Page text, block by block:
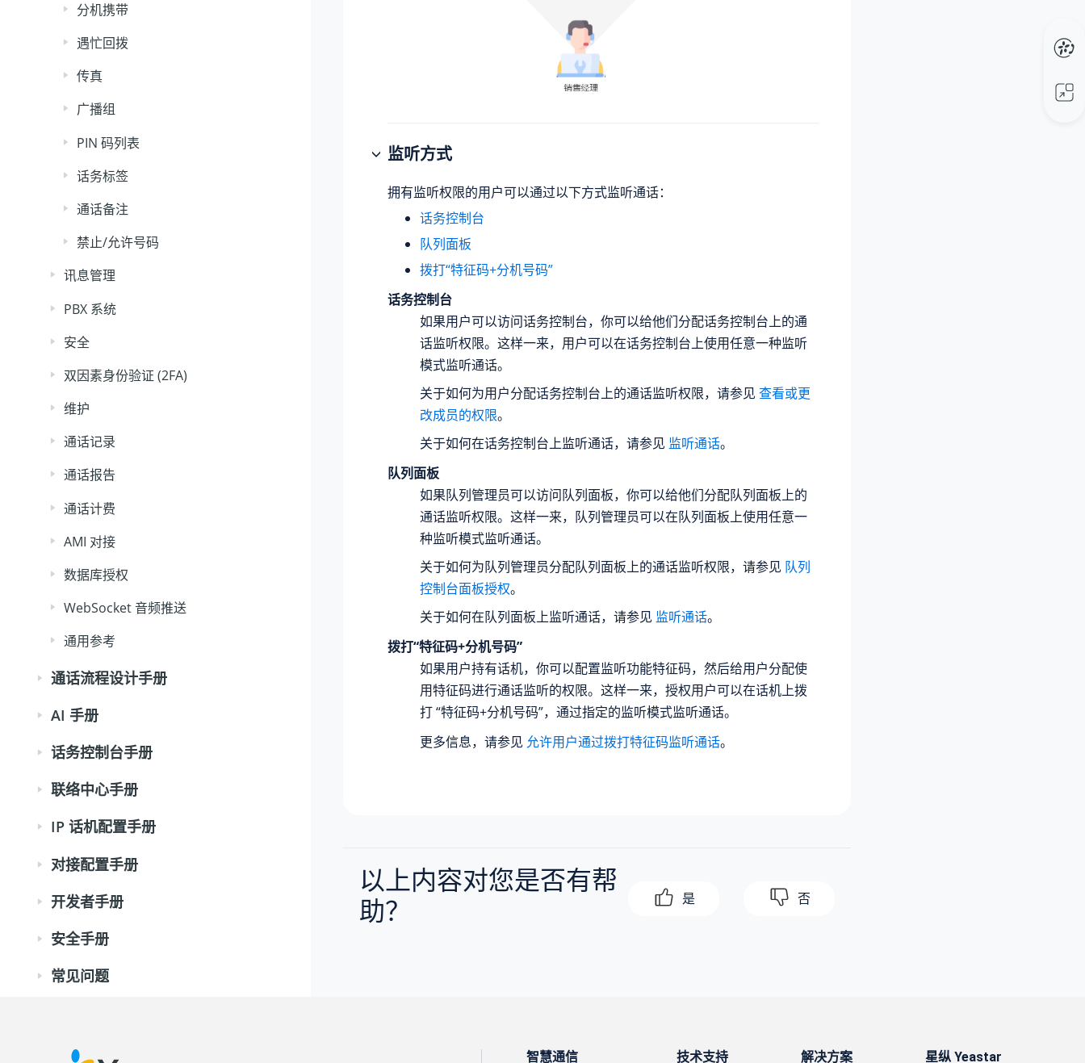
分机携带
遇忙回拨
传真
广播组
PIN 码列表
话务标签
通话备注
禁止/允许号码
讯息管理
PBX 系统
安全
双因素身份验证 (2FA)
维护
通话记录
通话报告
通话计费
AMI 对接
数据库授权
WebSocket 音频推送
通用参考
通话流程设计手册
AI 手册
话务控制台手册
联络中心手册
IP 话机配置手册
对接配置手册
开发者手册
安全手册
常见问题
监听方式
拥有监听权限的用户可以通过以下方式监听通话：
话务控制台
队列面板
拨打“特征码+分机号码”
话务控制台
如果用户可以访问话务控制台，你可以给他们分配话务控制台上的通
话监听权限。这样一来，用户可以在话务控制台上使用任意一种监听
模式监听通话。
关于如何为用户分配话务控制台上的通话监听权限，请参见 查看或更
改成员的权限。
关于如何在话务控制台上监听通话，请参见 监听通话。
队列面板
如果队列管理员可以访问队列面板，你可以给他们分配队列面板上的
通话监听权限。这样一来，队列管理员可以在队列面板上使用任意一
种监听模式监听通话。
关于如何为队列管理员分配队列面板上的通话监听权限，请参见 队列
控制台面板授权。
关于如何在队列面板上监听通话，请参见 监听通话。
拨打“特征码+分机号码”
如果用户持有话机，你可以配置监听功能特征码，然后给用户分配使
用特征码进行通话监听的权限。这样一来，授权用户可以在话机上拨
打 “特征码+分机号码”，通过指定的监听模式监听通话。
更多信息，请参见 允许用户通过拨打特征码监听通话。
以上内容对您是否有帮
助？
是 否
智慧通信 技术支持 解决方案 星纵 Yeastar